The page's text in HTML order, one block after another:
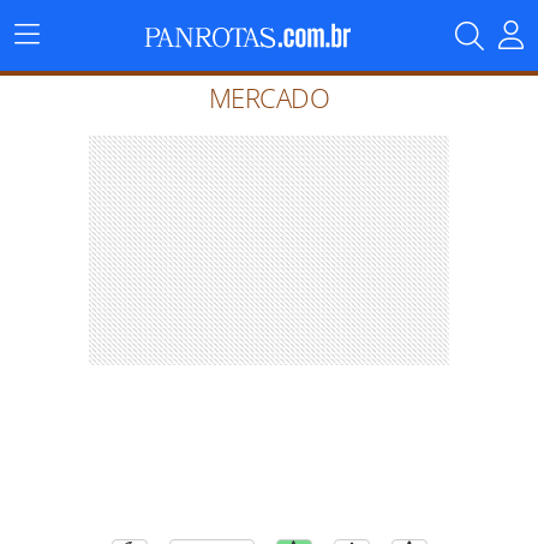
Menu
Principal
MERCADO